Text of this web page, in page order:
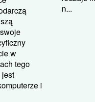
w
tego
jest
i
n...